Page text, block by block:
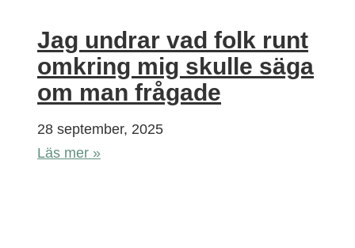
Jag undrar vad folk runt
omkring mig skulle säga
om man frågade
28 september, 2025
Läs mer »